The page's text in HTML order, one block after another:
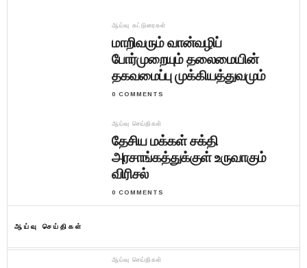
ஆய்வு கட்டுரைகள்
மாறிவரும் வான்வழிப்
போர்முறையும் தலைமையின்
தகவமைப்பு முக்கியத்துவமும்
0 COMMENTS
ஆய்வு செய்திகள்
தேசிய மக்கள் சக்தி
அரசாங்கத்துக்குள் உருவாகும்
விரிசல்
0 COMMENTS
ஆய்வு செய்திகள்
ஆய்வு செய்திகள்